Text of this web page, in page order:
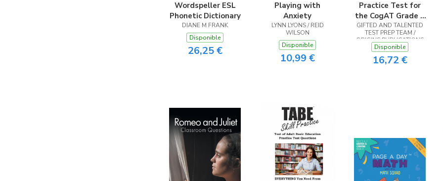
Wordspeller ESL
Phonetic Dictionary
DIANE M FRANK
Disponible
26,25 €
Playing with
Anxiety
LYNN LYONS / REID
WILSON
Disponible
10,99 €
Practice Test for
the CogAT Grade 1
Form 7 Level 7
GIFTED AND TALENTED
TEST PREP TEAM /
ORIGINS PUBLICATIONS
Disponible
16,72 €